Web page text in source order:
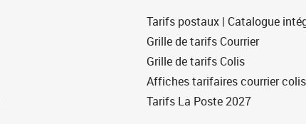
Tarifs postaux | Catalogue
Grille de tarifs Courrier
Grille de tarifs Colis
Affiches tarifaires courrier colis
Tarifs La Poste 2027